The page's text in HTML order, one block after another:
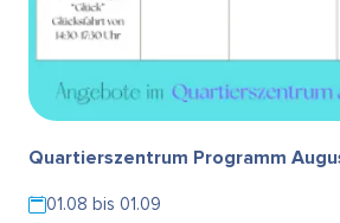
Quartierszentrum Programm
01.08 bis 01.09